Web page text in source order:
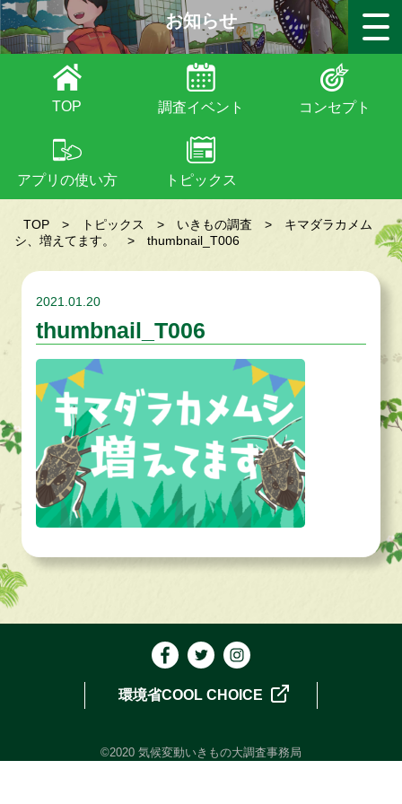
お知らせ
TOP 調査イベント コンセプト
アプリの使い方 トピックス
TOP > トピックス > いきもの調査 >
キマダラカメム
シ、増えてます。
> thumbnail_T006
2021.01.20
thumbnail_T006
環境省COOL CHOICE
©2020 気候変動いきもの大調査事務局